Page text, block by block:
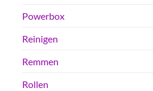
Powerbox
Reinigen
Remmen
Rollen